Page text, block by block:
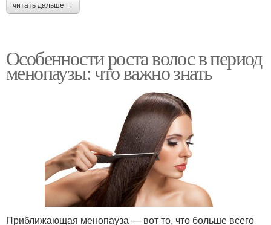
читать дальше →
Особенности роста волос в период
менопаузы: что важно знать
Приближающая менопауза — вот то, что больше всего